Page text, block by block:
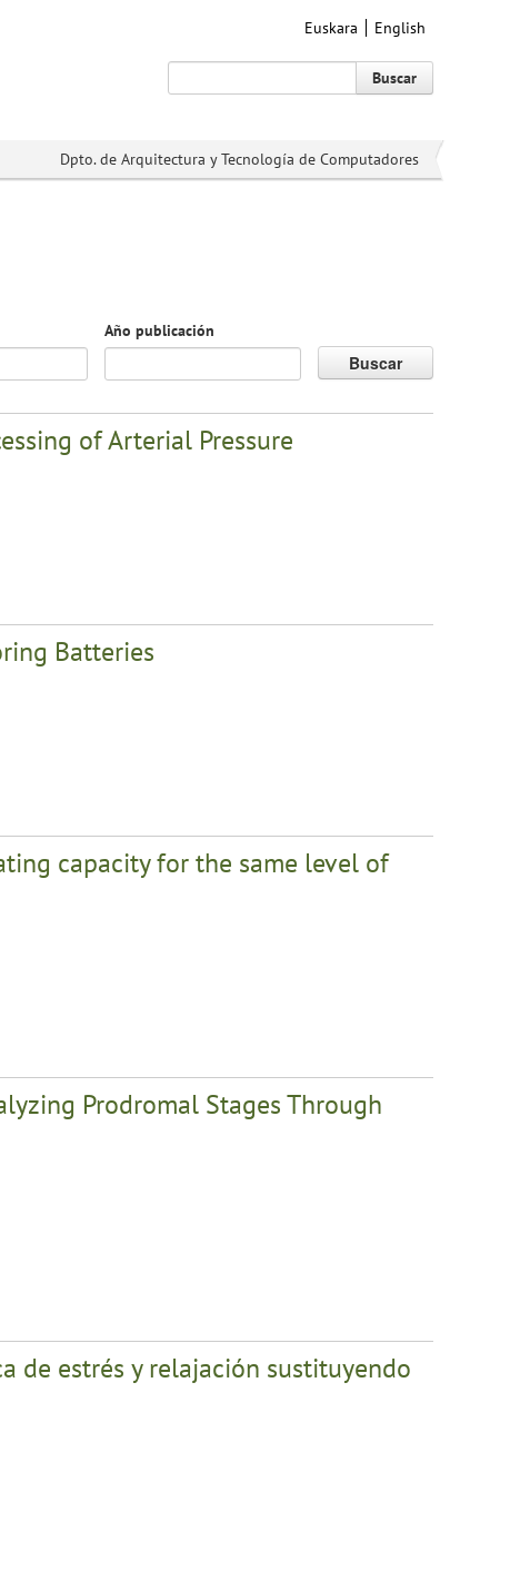
Euskara English
Buscar
Dpto. de Arquitectura y Tecnología de Computadores
Año publicación
Buscar
of Arterial Pressure
Batteries
capacity for the same level of
Prodromal Stages Through
de estrés y relajación sustituyendo